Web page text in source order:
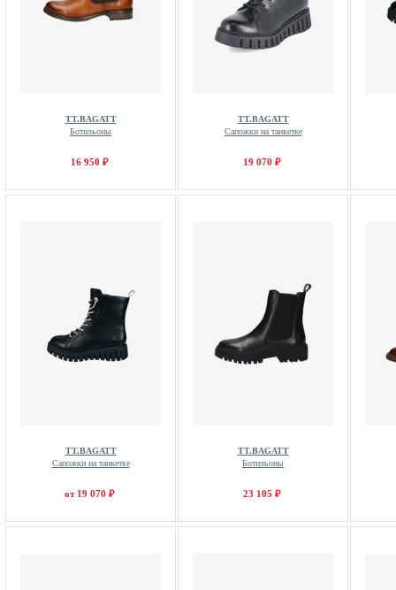
TT.BAGATT
Ботильоны
16 950 ₽
TT.BAGATT
Сапожки на танкетке
19 070 ₽
TT.BAGATT
Сапожки на танкетке
от 19 070 ₽
TT.BAGATT
Ботильоны
23 105 ₽